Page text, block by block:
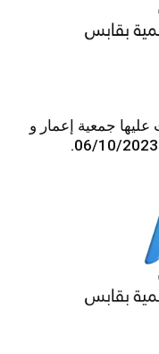
عليها جمعية إعمار و